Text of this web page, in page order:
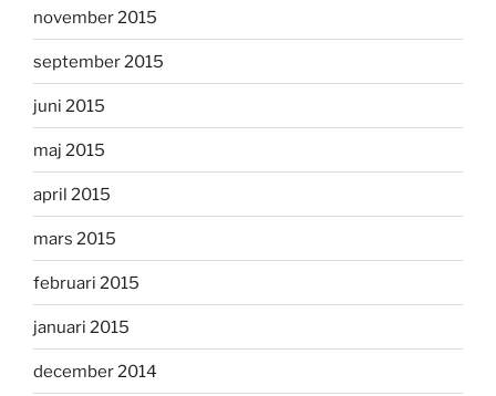
november 2015
september 2015
juni 2015
maj 2015
april 2015
mars 2015
februari 2015
januari 2015
december 2014